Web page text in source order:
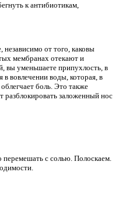
к антибиотикам,
от того, каковы
мембранах отекают и
вы уменьшаете припухлость, в
в вовлечении воды, которая, в
боль. Это также
заложенный нос
перемешать с солью. Полоскаем.